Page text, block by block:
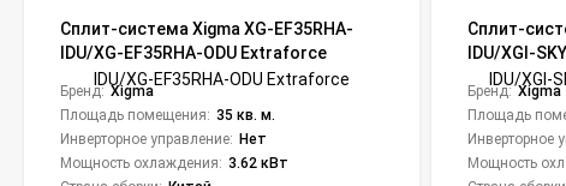
Сплит-система Xigma XG-EF35RHA-
IDU/XG-EF35RHA-ODU Extraforce
Бренд: Xigma
Площадь помещения: 35 кв. м.
Инверторное управление: Нет
Мощность охлаждения: 3.62 кВт
Сплит-
IDU/XGI-
Бренд: Xigma
Площадь
Инверторное
Мощность